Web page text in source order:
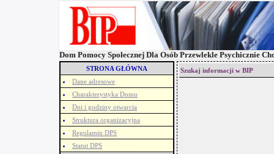
Dom Pomocy Społecznej Dla Osób Przewlekle Psychicznie
STRONA GŁÓWNA
Dane adresowe
Charakterystyka Domu
Dni i godziny otwarcia
Struktura organizacyjna
Regulamin DPS
Statut DPS
Szukaj informacji w BIP